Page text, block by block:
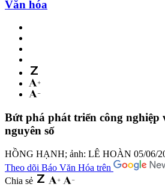
Văn hóa
Bứt phá phát triển công nghiệp
nguyên số
HỒNG HẠNH; ảnh: LÊ HOÀN 05/06/
Theo dõi Báo Văn Hóa trên
Chia sẻ